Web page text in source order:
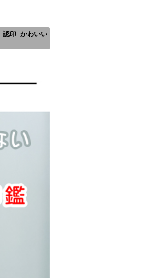
認印 かわいい